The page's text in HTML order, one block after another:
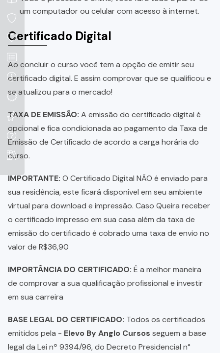
um computador ou celular com acesso à internet.
Certificado Digital
Ao concluir o curso você tem a opção de emitir seu
certificado digital. E assim comprovar que se qualificou e
se atualizou para o mercado!
TAXA DE EMISSÃO: A emissão do certificado digital é
opcional e fica condicionada ao pagamento da Taxa de
Emissão de Certificado de acordo a carga horária do
curso.
IMPORTANTE: O Certificado Digital NÃO é enviado para
sua residência, este ficará disponível em seu ambiente
virtual para download e impressão. Caso Queira receber
o certificado impresso em sua casa além da taxa de
emissão do certificado é cobrado uma taxa de envio no
valor de R$36,90
IMPORTÂNCIA DO CERTIFICADO: É a melhor maneira
de comprovar a sua qualificação profissional e investir
em sua carreira
BASE LEGAL DO CERTIFICADO: Todos os certificados
emitidos pela - Elevo By Anglo Cursos seguem a base
legal da Lei nº 9394/96, do Decreto Presidencial n°